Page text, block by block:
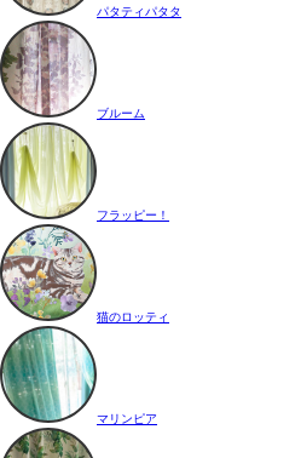
パタティパタタ
ブルーム
フラッピー！
猫のロッティ
マリンピア